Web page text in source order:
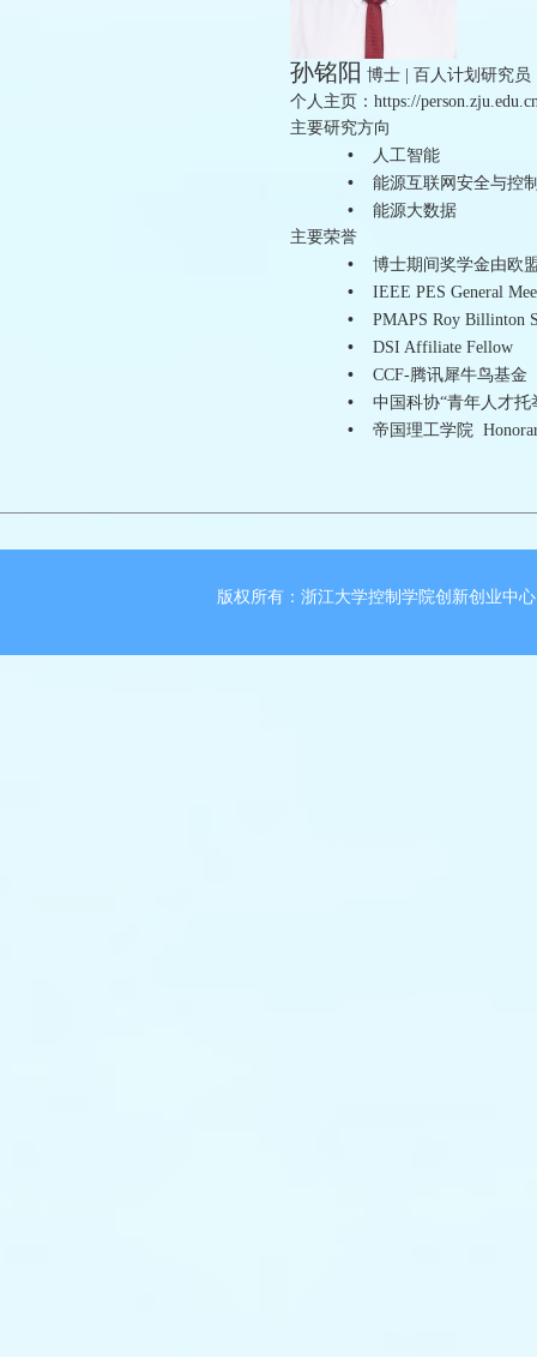
孙铭阳 博士 | 百人计划研究员
个人主页：https://
主要研究方向
• 人工智能
• 能源互联网安全与控
•
能源大数据
主要荣誉
• 博士期间奖学金由欧
• IEEE PES General
• PMAPS Roy Billinton
• DSI Affiliate Fellow
• CCF-腾讯犀牛鸟基金
• 中国科协“青年人才托
• 帝国理工学院
版权所有：浙江大学控制学院创新创